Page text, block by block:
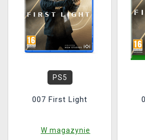
PS5
007 First Light
W magazynie